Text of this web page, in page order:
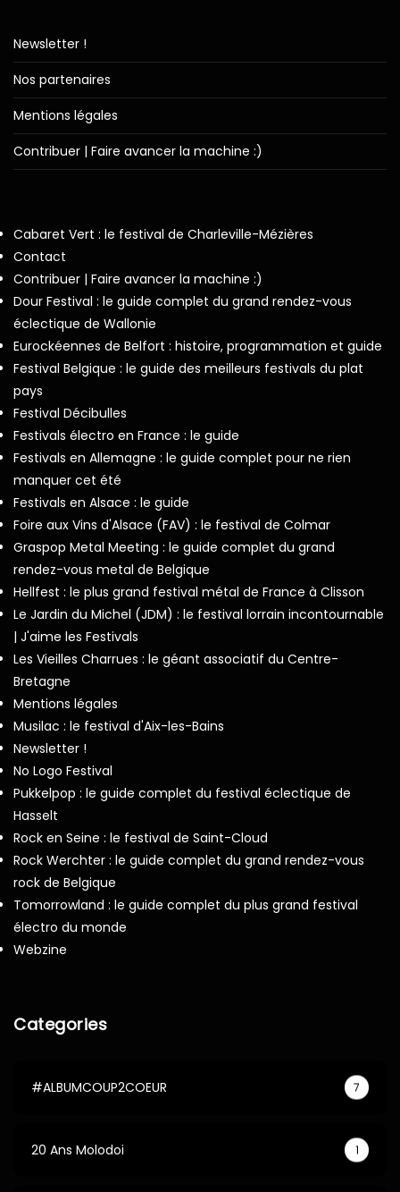
Newsletter !
Nos partenaires
Mentions légales
Contribuer | Faire avancer la machine :)
Cabaret Vert : le festival de Charleville-Mézières
Contact
Contribuer | Faire avancer la machine :)
Dour Festival : le guide complet du grand rendez-vous
éclectique de Wallonie
Eurockéennes de Belfort : histoire, programmation et guide
Festival Belgique : le guide des meilleurs festivals du plat
pays
Festival Décibulles
Festivals électro en France : le guide
Festivals en Allemagne : le guide complet pour ne rien
manquer cet été
Festivals en Alsace : le guide
Foire aux Vins d'Alsace (FAV) : le festival de Colmar
Graspop Metal Meeting : le guide complet du grand
rendez-vous metal de Belgique
Hellfest : le plus grand festival métal de France à Clisson
Le Jardin du Michel (JDM) : le festival lorrain incontournable
| J'aime les Festivals
Les Vieilles Charrues : le géant associatif du Centre-
Bretagne
Mentions légales
Musilac : le festival d'Aix-les-Bains
Newsletter !
No Logo Festival
Pukkelpop : le guide complet du festival éclectique de
Hasselt
Rock en Seine : le festival de Saint-Cloud
Rock Werchter : le guide complet du grand rendez-vous
rock de Belgique
Tomorrowland : le guide complet du plus grand festival
électro du monde
Webzine
Categories
#ALBUMCOUP2COEUR 7
20 Ans Molodoi 1